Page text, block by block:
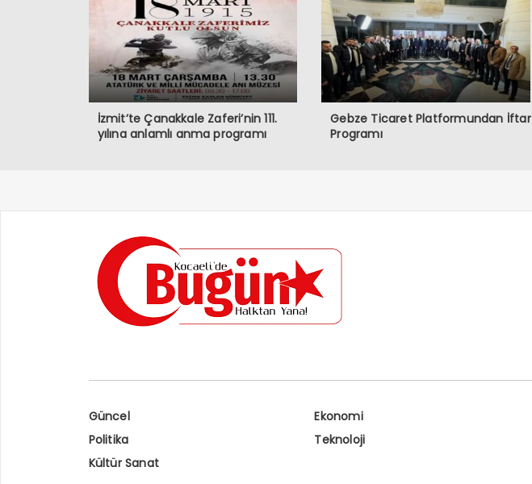
İzmit’te Çanakkale Zaferi’nin 111.
yılına anlamlı anma programı
Gebze Ticaret Platformundan İftar
Programı
Güncel Ekonomi
Politika
Teknoloji
Kültür Sanat